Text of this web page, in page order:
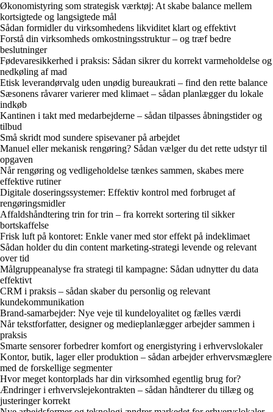
Økonomistyring som strategisk værktøj: At skabe balance mellem
kortsigtede og langsigtede mål
Sådan formidler du virksomhedens likviditet klart og effektivt
Forstå din virksomheds omkostningsstruktur – og træf bedre
beslutninger
Fødevaresikkerhed i praksis: Sådan sikrer du korrekt varmeholdelse og
nedkøling af mad
Etisk leverandørvalg uden unødig bureaukrati – find den rette balance
Sæsonens råvarer varierer med klimaet – sådan planlægger du lokale
indkøb
Kantinen i takt med medarbejderne – sådan tilpasses åbningstider og
tilbud
Små skridt mod sundere spisevaner på arbejdet
Manuel eller mekanisk rengøring? Sådan vælger du det rette udstyr til
opgaven
Når rengøring og vedligeholdelse tænkes sammen, skabes mere
effektive rutiner
Digitale doseringssystemer: Effektiv kontrol med forbruget af
rengøringsmidler
Affaldshåndtering trin for trin – fra korrekt sortering til sikker
bortskaffelse
Frisk luft på kontoret: Enkle vaner med stor effekt på indeklimaet
Sådan holder du din content marketing-strategi levende og relevant
over tid
Målgruppeanalyse fra strategi til kampagne: Sådan udnytter du data
effektivt
CRM i praksis – sådan skaber du personlig og relevant
kundekommunikation
Brand-samarbejder: Nye veje til kundeloyalitet og fælles værdi
Når tekstforfatter, designer og medieplanlægger arbejder sammen i
praksis
Smarte sensorer forbedrer komfort og energistyring i erhvervslokaler
Kontor, butik, lager eller produktion – sådan arbejder erhvervsmæglere
med de forskellige segmenter
Hvor meget kontorplads har din virksomhed egentlig brug for?
Ændringer i erhvervslejekontrakten – sådan håndterer du tillæg og
justeringer korrekt